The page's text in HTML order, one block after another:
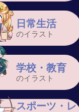
日常生活
のイラスト
学校・教育
のイラスト
スポーツ・レ